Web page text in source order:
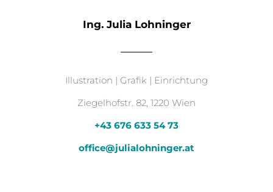
Ing. Julia Lohninger
Illustration | Grafik | Einrichtung
Ziegelhofstr. 82, 1220 Wien
+43 676 633 54 73
office@julialohninger.at